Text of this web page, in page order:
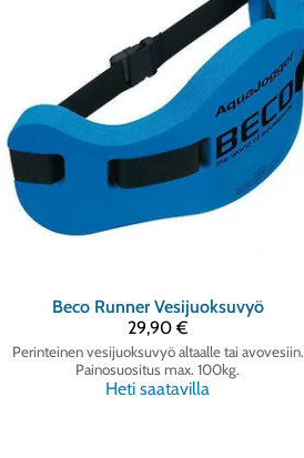
Beco Runner Vesijuoksuvyö
29,90 €
Perinteinen vesijuoksuvyö altaalle tai avovesiin.
Painosuositus max. 100kg.
Heti saatavilla